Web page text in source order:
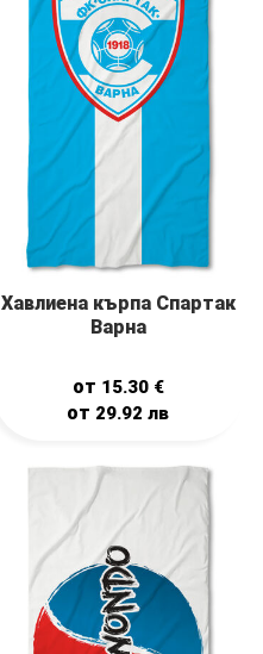
Хавлиена кърпа Спартак
Варна
от 15.30 €
от 29.92лв